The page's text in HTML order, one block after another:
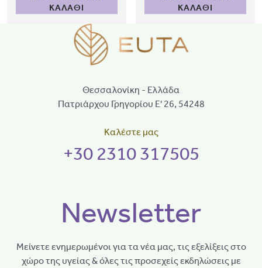
ΚΑΛΑΘΙ
ΚΑΛΑΘΙ
Θεσσαλονίκη - Ελλάδα
Πατριάρχου Γρηγορίου Ε' 26, 54248
Καλέστε μας
+30 2310 317505
Newsletter
Μείνετε ενημερωμένοι για τα νέα μας, τις εξελίξεις στο
χώρο της υγείας & όλες τις προσεχείς εκδηλώσεις με